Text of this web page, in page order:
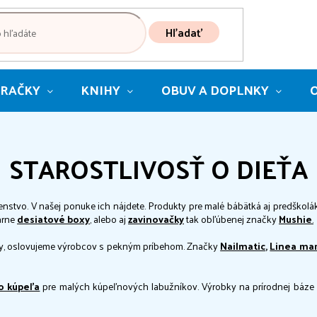
Hľadať
KNIHY OBUV A DOPLNKY
STAROSTLIVOSŤ O DIEŤA
V našej ponuke ich nájdete. Produkty pre malé bábätká aj
desiatové boxy, alebo ajzavinovačkytak obľúbenej značkyMushie.
oslovujeme výrobcov s pekným príbehom. ZnačkyNailmatic,Linea
kúpeľapre malých kúpeľnových labužníkov. Výrobky na prírodnej